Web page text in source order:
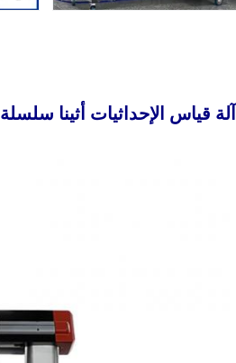
آلة قياس الإحداثيات أثينا سلسلة